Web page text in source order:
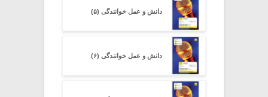
دانش و عمل خوانندگی (۵)
دانش و عمل خوانندگی (۶)